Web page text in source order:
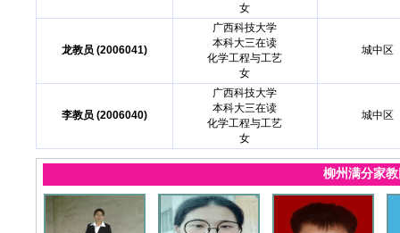
女
龙教员 (2006041)
广西科技大学
本科大三在读
化学工程与工艺
女
城中区
李教员 (2006040)
广西科技大学
本科大三在读
化学工程与工艺
女
城中区
柳州满分家